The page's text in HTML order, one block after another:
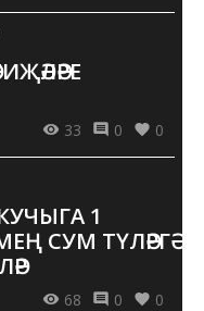
33 0 0
1
СУМ ТҮЛӘРГӘ
68 0 0